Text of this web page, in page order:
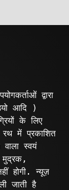
द्वारा
आदि )
के लिए
रथ में प्रकाशित
स्वयं
मुद्रक,
होगी. न्यूज़
जाती है